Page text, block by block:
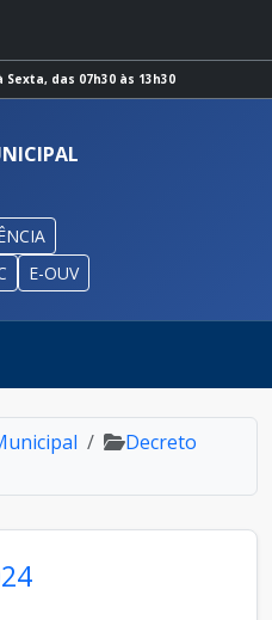
Sexta, das 07h30 às 13h30
E-OUV
Decreto